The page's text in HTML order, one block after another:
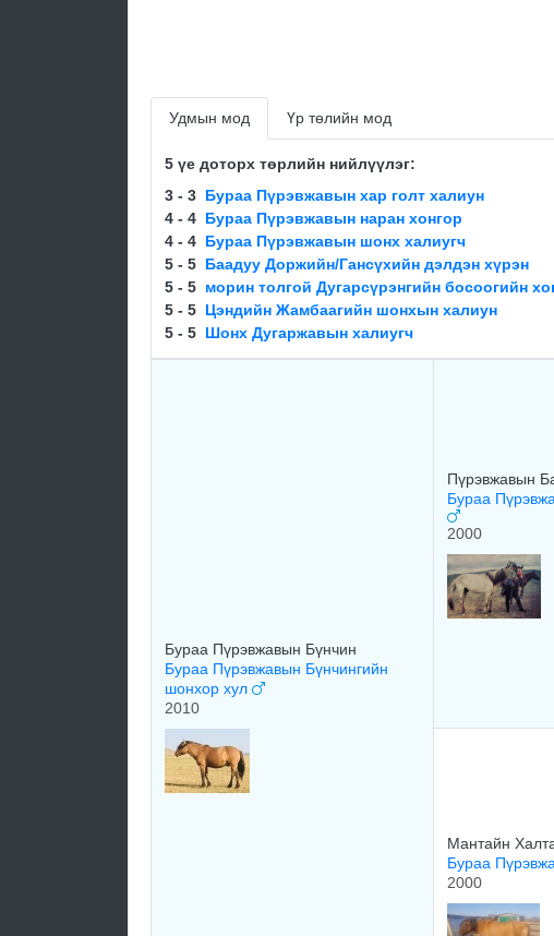
Удмын мод Үр төлийн мод
5 үе доторх төрлийн нийлүүлэг:
3 - 3 Бураа Пүрэвжавын хар голт халиун
4 - 4 Бураа Пүрэвжавын наран хонгор
4 - 4 Бураа Пүрэвжавын шонх халиугч
5 - 5 Баадуу Доржийн/Гансүхийн дэлдэн хүрэн
5 - 5 морин толгой Дугарсүрэнгийн босоогийн
5 - 5 Цэндийн Жамбаагийн шонхын халиун
5 - 5 Шонх Дугаржавын халиугч
Бураа Пүрэвжавын Бүнчин
Бураа Пүрэвжавын Бүнчингийн
шонхор хул
2010
Пүрэвжавын
Бураа
2000
Мантайн
Бураа
2000